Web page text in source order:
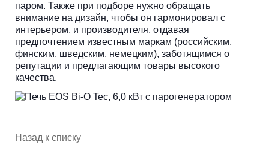
паром. Также при подборе нужно обращать
внимание на дизайн, чтобы он гармонировал с
интерьером, и производителя, отдавая
предпочтением известным маркам (российским,
финским, шведским, немецким), заботящимся о
репутации и предлагающим товары высокого
качества.
Назад к списку